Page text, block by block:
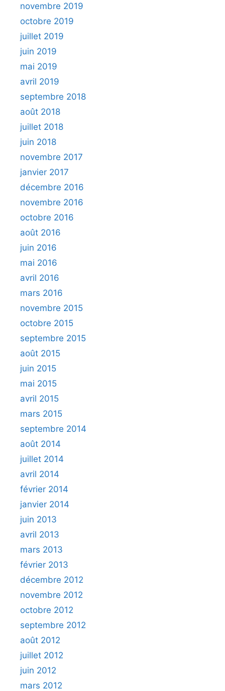
novembre 2019
octobre 2019
juillet 2019
juin 2019
mai 2019
avril 2019
septembre 2018
août 2018
juillet 2018
juin 2018
novembre 2017
janvier 2017
décembre 2016
novembre 2016
octobre 2016
août 2016
juin 2016
mai 2016
avril 2016
mars 2016
novembre 2015
octobre 2015
septembre 2015
août 2015
juin 2015
mai 2015
avril 2015
mars 2015
septembre 2014
août 2014
juillet 2014
avril 2014
février 2014
janvier 2014
juin 2013
avril 2013
mars 2013
février 2013
décembre 2012
novembre 2012
octobre 2012
septembre 2012
août 2012
juillet 2012
juin 2012
mars 2012